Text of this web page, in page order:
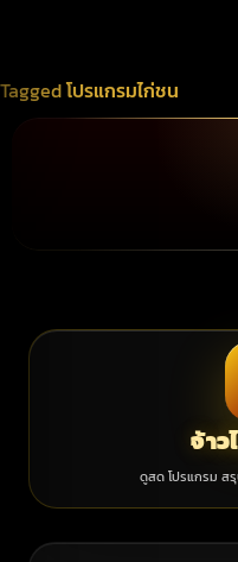
Taggedโปรแกรมไก่ชน
จ้า
ดูสด โปรแกรม ส